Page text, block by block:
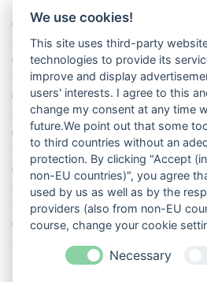
So misst man die Lufttemperatur
Die richtige Wasserpumpe für den
Das Wetter-Netzwerk WeatherCloud
So stellt man einen Regenmesser
11 Dinge über den Luftdruck, die Sie
wussten
Blitzstatistik Europa: Wo gewittert
We use cookies!
This site uses third-party
technologies to provide its
improve and display
users' interests. I agree to this
change my consent at any time
future.We point out that some
to third countries without an
protection. By clicking "Accept
non-EU countries)", you agree
used by us as well as by the
providers (also from non-EU
course, change your cookie
Necessary